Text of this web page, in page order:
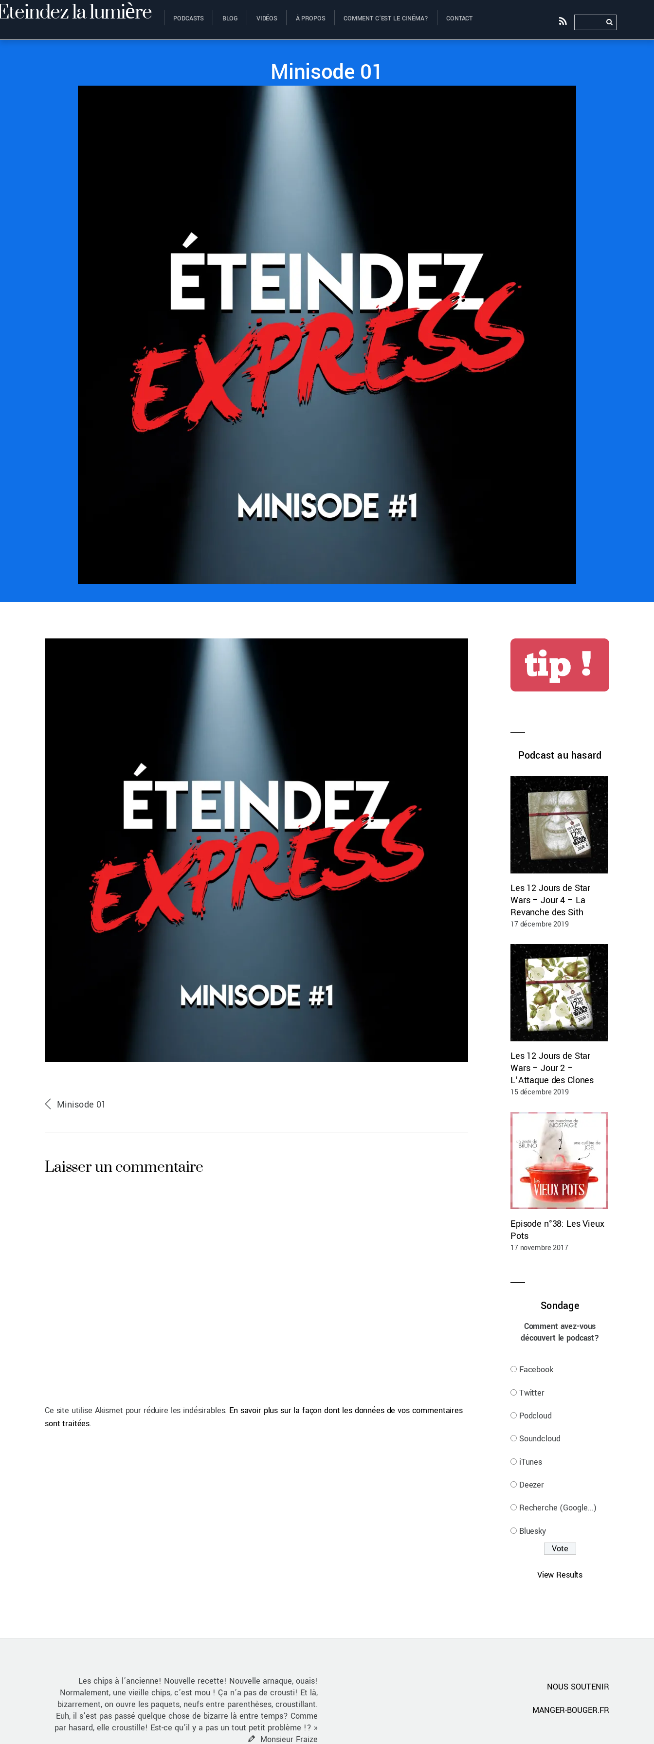
RSS
PODCASTS BLOG VIDÉOS À PROPOS COMMENT C’EST LE CINÉMA? CONTACT
Minisode 01
Minisode 01
Laisser un commentaire
Ce site utilise Akismet pour réduire les indésirables. En savoir plus sur la façon dont les données de vos commentaires
sont traitées.
Podcast au hasard
Les 12 Jours de Star
Wars – Jour 4 – La
Revanche des Sith
17 décembre 2019
Les 12 Jours de Star
Wars – Jour 2 –
L’Attaque des Clones
15 décembre 2019
Episode n°38: Les Vieux
Pots
17 novembre 2017
Sondage
Comment avez-vous
découvert le podcast?
Facebook
Twitter
Podcloud
Soundcloud
iTunes
Deezer
Recherche (Google...)
Bluesky
View Results
Les chips à l’ancienne! Nouvelle recette! Nouvelle arnaque, ouais!
Normalement, une vieille chips, c’est mou ! Ça n’a pas de crousti! Et là,
bizarrement, on ouvre les paquets, neufs entre parenthèses, croustillant.
Euh, il s’est pas passé quelque chose de bizarre là entre temps? Comme
par hasard, elle croustille! Est-ce qu’il y a pas un tout petit problème !? »
Monsieur Fraize
NOUS SOUTENIR
MANGER-BOUGER.FR